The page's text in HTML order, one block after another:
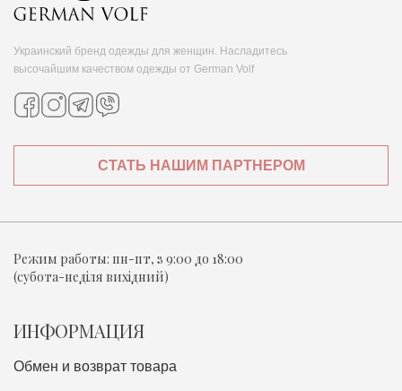
Украинский бренд одежды для женщин. Насладитесь
высочайшим качеством одежды от German Volf
СТАТЬ НАШИМ ПАРТНЕРОМ
Режим работы: пн-пт, з 9:00 до 18:00
(субота-неділя вихідний)
ИНФОРМАЦИЯ
Обмен и возврат товара